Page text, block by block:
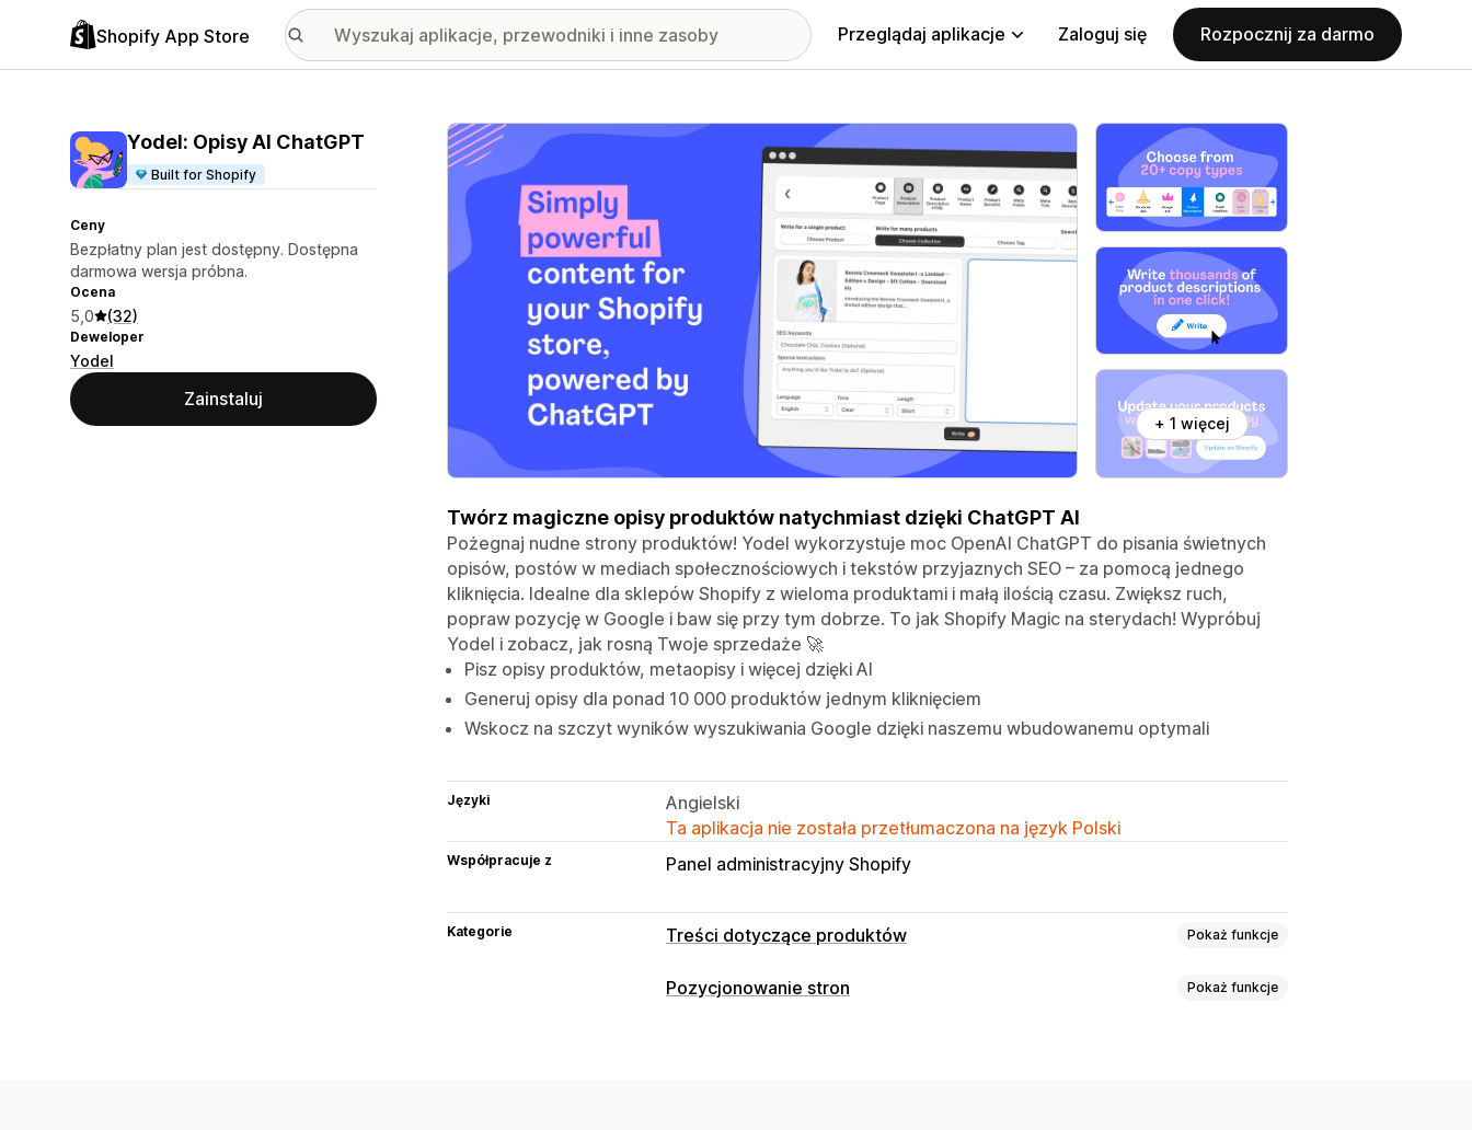
Shopify App Store Przeglądaj aplikacje Zaloguj się Rozpocznij za darmo
Yodel: Opisy AI ChatGPT
Built for Shopify
Ceny
Bezpłatny plan jest dostępny. Dostępna
darmowa wersja próbna.
Ocena
5,0 (32)
Deweloper
Yodel
Zainstaluj
Wyróżnione obrazy w galerii
+ 1 więcej
Twórz magiczne opisy produktów natychmiast dzięki ChatGPT AI
Pożegnaj nudne strony produktów! Yodel wykorzystuje moc OpenAI ChatGPT do pisania świetnych
opisów, postów w mediach społecznościowych i tekstów przyjaznych SEO – za pomocą jednego
kliknięcia. Idealne dla sklepów Shopify z wieloma produktami i małą ilością czasu. Zwiększ ruch,
popraw pozycję w Google i baw się przy tym dobrze. To jak Shopify Magic na sterydach! Wypróbuj
Yodel i zobacz, jak rosną Twoje sprzedaże 🚀
Pisz opisy produktów, metaopisy i więcej dzięki AI
Generuj opisy dla ponad 10 000 produktów jednym kliknięciem
Wskocz na szczyt wyników wyszukiwania Google dzięki naszemu wbudowanemu optymali
Języki
Angielski
Ta aplikacja nie została przetłumaczona na język Polski
Współpracuje z Panel administracyjny Shopify
Kategorie Treści dotyczące produktów Pokaż funkcje
Typy zawartości
Pozycjonowanie stron Pokaż funkcje